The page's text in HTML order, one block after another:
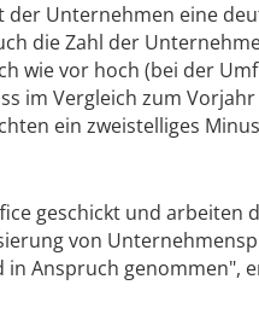
der Unternehmen eine
die Zahl der
wie vor hoch (bei der
im Vergleich zum
ein zweistelliges
geschickt und arbeiten
von
in Anspruch genommen",